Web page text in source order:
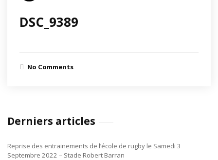
DSC_9389
No Comments
Derniers articles
Reprise des entrainements de l’école de rugby le Samedi 3
Septembre 2022 – Stade Robert Barran